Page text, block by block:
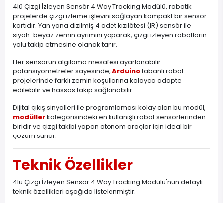
4lü Çizgi İzleyen Sensör 4 Way Tracking Modülü, robotik
projelerde çizgi izleme işlevini sağlayan kompakt bir sensör
kartıdır. Yan yana dizilmiş 4 adet kızılötesi (IR) sensör ile
siyah-beyaz zemin ayrımını yaparak, çizgi izleyen robotların
yolu takip etmesine olanak tanır.
Her sensörün algılama mesafesi ayarlanabilir
potansiyometreler sayesinde, Arduinotabanlı robot
projelerinde farklı zemin koşullarına kolayca adapte
edilebilir ve hassas takip sağlanabilir.
Dijital çıkış sinyalleri ile programlaması kolay olan bu modül,
modüllerkategorisindeki en kullanışlı robot sensörlerinden
biridir ve çizgi takibi yapan otonom araçlar için ideal bir
çözüm sunar.
Teknik Özellikler
4lü Çizgi İzleyen Sensör 4 Way Tracking Modülü'nün detaylı
teknik özellikleri aşağıda listelenmiştir.